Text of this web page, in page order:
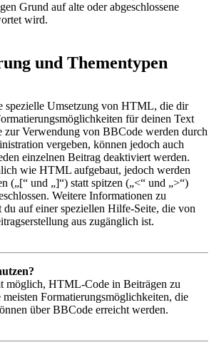
Grund auf alte oder abgeschlossene
wird.
und Thementypen
spezielle Umsetzung von HTML, die dir
für deinen Text
zur Verwendung von BBCode werden durch
vergeben, können jedoch auch
einzelnen Beitrag deaktiviert werden.
wie HTML aufgebaut, jedoch werden
(„[“ und „]“) statt spitzen („<“ und „>“)
Weitere Informationen zu
auf einer speziellen Hilfe-Seite, die von
aus zugänglich ist.
möglich, HTML-Code in Beiträgen zu
Formatierungsmöglichkeiten, die
über BBCode erreicht werden.